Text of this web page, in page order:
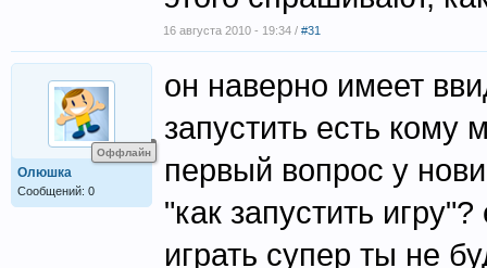
16 августа 2010 - 19:34 / #31
Оффлайн
Олюшка
Сообщений: 0
он наверно имеет
запустить есть
первый вопрос у
"как запустить
играть супер ты не